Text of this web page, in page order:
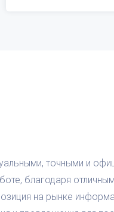
точными и
благодаря
на рынке